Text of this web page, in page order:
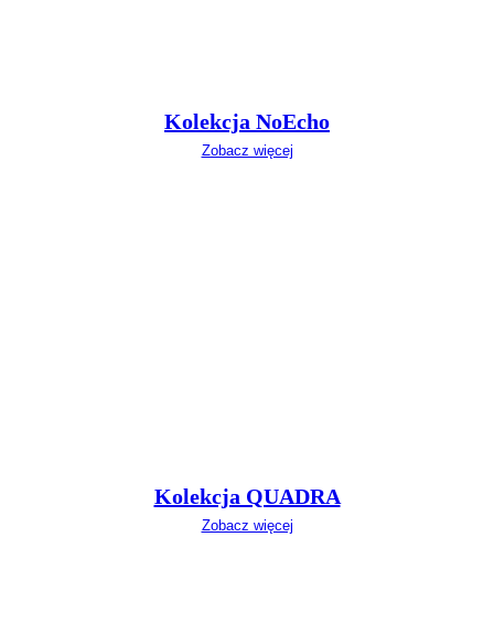
Kolekcja NoEcho
Zobacz więcej
Kolekcja QUADRA
Zobacz więcej